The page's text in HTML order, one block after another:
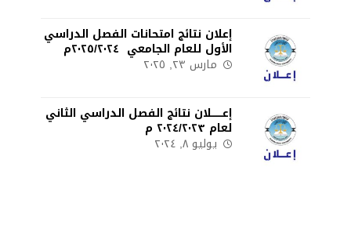
إعلان نتائج امتحانات الفصل الدراسي
الأول للعام الجامعي ٢٠٢٥/٢٠٢٤م
مارس ٢٣, ٢٠٢٥
إعـــــــلان نتائج الفصل الدراسي الثاني
لعام ٢٠٢٤/٢٠٢٣ م
يوليو ٨, ٢٠٢٤